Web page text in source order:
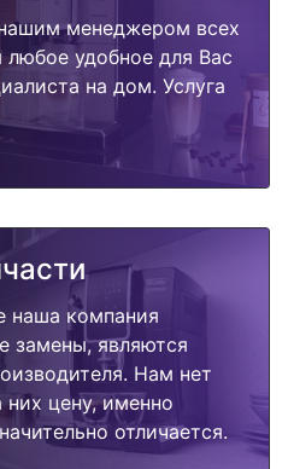
менеджером всех
любое удобное для Вас
на дом. Услуга
наша компания
замены, являются
Нам нет
цену, именно
отличается.